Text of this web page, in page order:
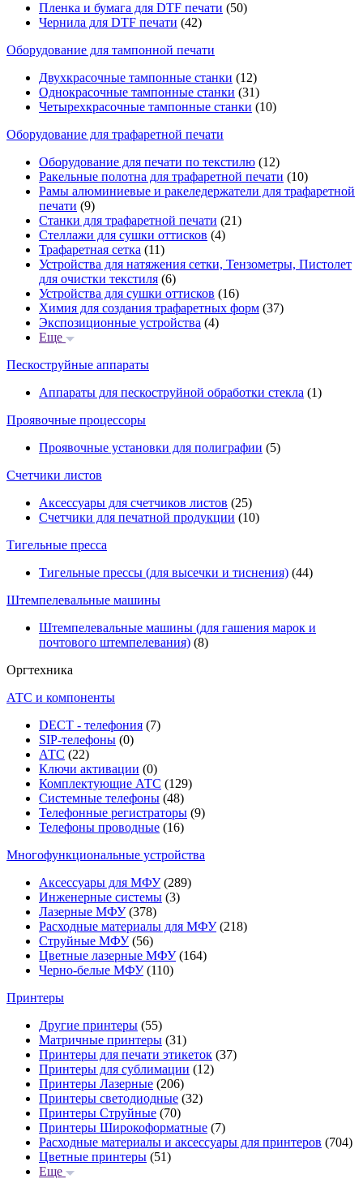
Пленка и бумага для DTF печати (50)
Чернила для DTF печати (42)
Оборудование для тампонной печати
Двухкрасочные тампонные станки (12)
Однокрасочные тампонные станки (31)
Четырехкрасочные тампонные станки (10)
Оборудование для трафаретной печати
Оборудование для печати по текстилю (12)
Ракельные полотна для трафаретной печати (10)
Рамы алюминиевые и ракеледержатели для трафаретной
печати (9)
Станки для трафаретной печати (21)
Стеллажи для сушки оттисков (4)
Трафаретная сетка (11)
Устройства для натяжения сетки, Тензометры, Пистолет
для очистки текстиля (6)
Устройства для сушки оттисков (16)
Химия для создания трафаретных форм (37)
Экспозиционные устройства (4)
Еще
Пескоструйные аппараты
Аппараты для пескоструйной обработки стекла (1)
Проявочные процессоры
Проявочные установки для полиграфии (5)
Счетчики листов
Аксессуары для счетчиков листов (25)
Счетчики для печатной продукции (10)
Тигельные пресса
Тигельные прессы (для высечки и тиснения) (44)
Штемпелевальные машины
Штемпелевальные машины (для гашения марок и
почтового штемпелевания) (8)
Оргтехника
АТС и компоненты
DECT - телефония (7)
SIP-телефоны (0)
АТС (22)
Ключи активации (0)
Комплектующие АТС (129)
Системные телефоны (48)
Телефонные регистраторы (9)
Телефоны проводные (16)
Многофункциональные устройства
Аксессуары для МФУ(289)
Инженерные системы (3)
Лазерные МФУ(378)
Расходные материалы для МФУ(218)
Струйные МФУ(56)
Цветные лазерные МФУ(164)
Черно-белые МФУ(110)
Принтеры
Другие принтеры (55)
Матричные принтеры (31)
Принтеры для печати этикеток (37)
Принтеры для сублимации (12)
Принтеры Лазерные (206)
Принтеры светодиодные (32)
Принтеры Струйные (70)
Принтеры Широкоформатные (7)
Расходные материалы и аксессуары для принтеров (704)
Цветные принтеры (51)
Еще